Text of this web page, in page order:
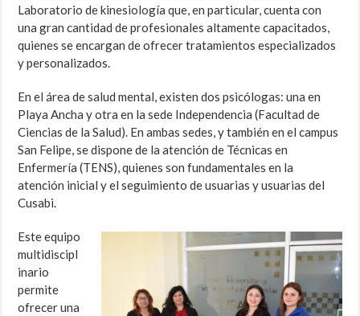
Laboratorio de kinesiología que, en particular, cuenta con
una gran cantidad de profesionales altamente capacitados,
quienes se encargan de ofrecer tratamientos especializados
y personalizados.
En el área de salud mental, existen dos psicólogas: una en
Playa Ancha y otra en la sede Independencia (Facultad de
Ciencias de la Salud). En ambas sedes, y también en el campus
San Felipe, se dispone de la atención de Técnicas en
Enfermería (TENS), quienes son fundamentales en la
atención inicial y el seguimiento de usuarias y usuarias del
Cusabi.
Este equipo
multidiscipl
inario
permite
ofrecer una